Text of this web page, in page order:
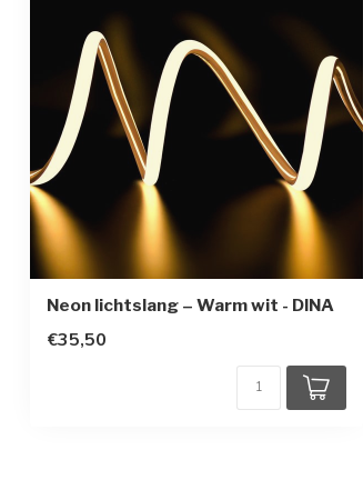
Afmeting strip
Neon lichtslang – Warm wit - DINA
€35,50